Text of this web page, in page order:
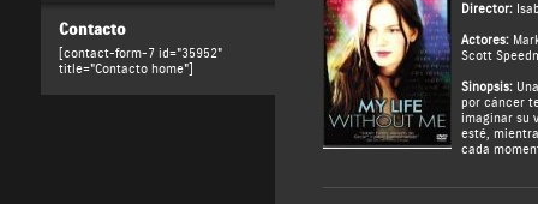
Contacto
[contact-form-7 id="35952"
title="Contacto home"]
Director:
Actores:
Scott
Sinopsis:
por cáncer
imaginar su
esté,
cada